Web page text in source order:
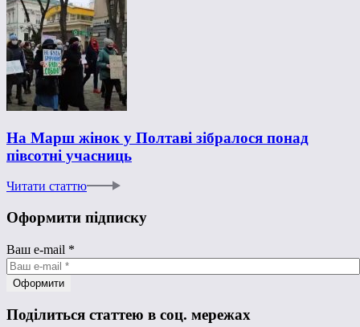
На Марш жінок у Полтаві зібралося понад
півсотні учасниць
Читати статтю
Оформити підписку
Ваш e-mail *
Поділиться статтею в соц. мережах